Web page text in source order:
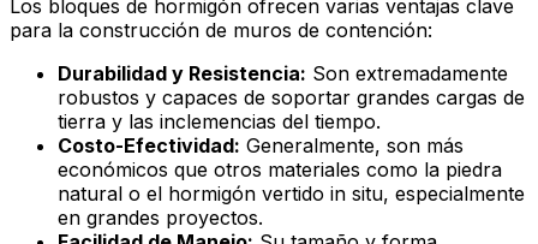
Los bloques de hormigón ofrecen varias ventajas clave
para la construcción de muros de contención:
Durabilidad y Resistencia: Son extremadamente
robustos y capaces de soportar grandes cargas de
tierra y las inclemencias del tiempo.
Costo-Efectividad: Generalmente, son más
económicos que otros materiales como la piedra
natural o el hormigón vertido in situ, especialmente
en grandes proyectos.